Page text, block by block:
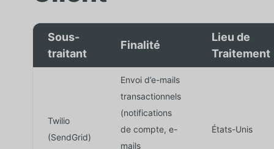
Sous-
traitant
Finalité
Lieu de
Traitement
Twilio
(SendGrid)
Envoi d’e-mails
transactionnels
(notifications
de compte, e-
mails
États-Unis